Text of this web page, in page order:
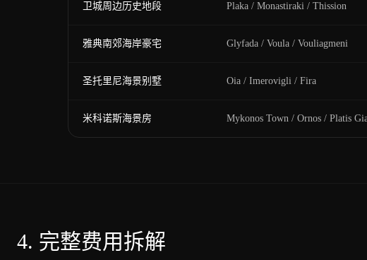
卫城周边历史地段 Plaka / Monastiraki / Thission
雅典南郊海岸豪宅 Glyfada / Voula / Vouliagmeni
圣托里尼海景别墅 Oia / Imerovigli / Fira
米科诺斯海景房 Mykonos Town / Ornos / Platis
4. 完整费用拆解